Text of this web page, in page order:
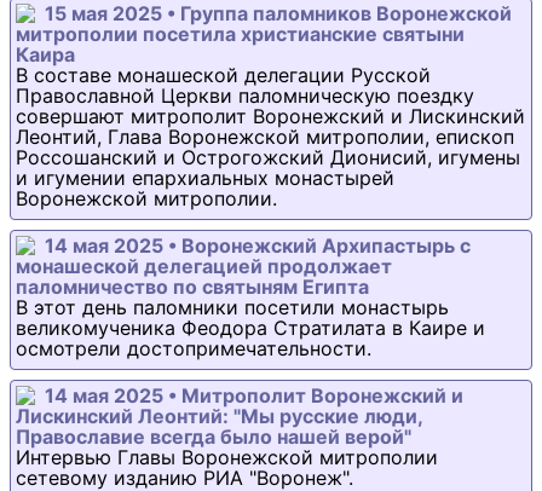
15 мая 2025 • Группа паломников Воронежской
митрополии посетила христианские святыни
Каира
В составе монашеской делегации Русской
Православной Церкви паломническую поездку
совершают митрополит Воронежский и Лискинский
Леонтий, Глава Воронежской митрополии, епископ
Россошанский и Острогожский Дионисий, игумены
и игумении епархиальных монастырей
Воронежской митрополии.
14 мая 2025 • Воронежский Архипастырь с
монашеской делегацией продолжает
паломничество по святыням Египта
В этот день паломники посетили монастырь
великомученика Феодора Стратилата в Каире и
осмотрели достопримечательности.
14 мая 2025 • Митрополит Воронежский и
Лискинский Леонтий: "Мы русские люди,
Православие всегда было нашей верой"
Интервью Главы Воронежской митрополии
сетевому изданию РИА "Воронеж".